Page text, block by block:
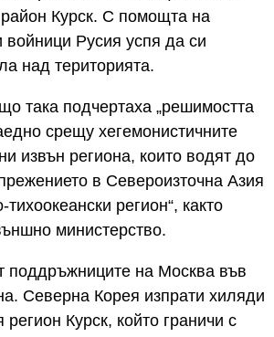
район Курск. С помощта на
войници Русия успя да си
над територията.
така подчертаха „решимостта
срещу хегемонистичните
извън региона, които водят до
в Североизточна Азия
регион“, както
министерство.
поддръжниците на Москва във
Северна Корея изпрати хиляди
регион Курск, който граничи с